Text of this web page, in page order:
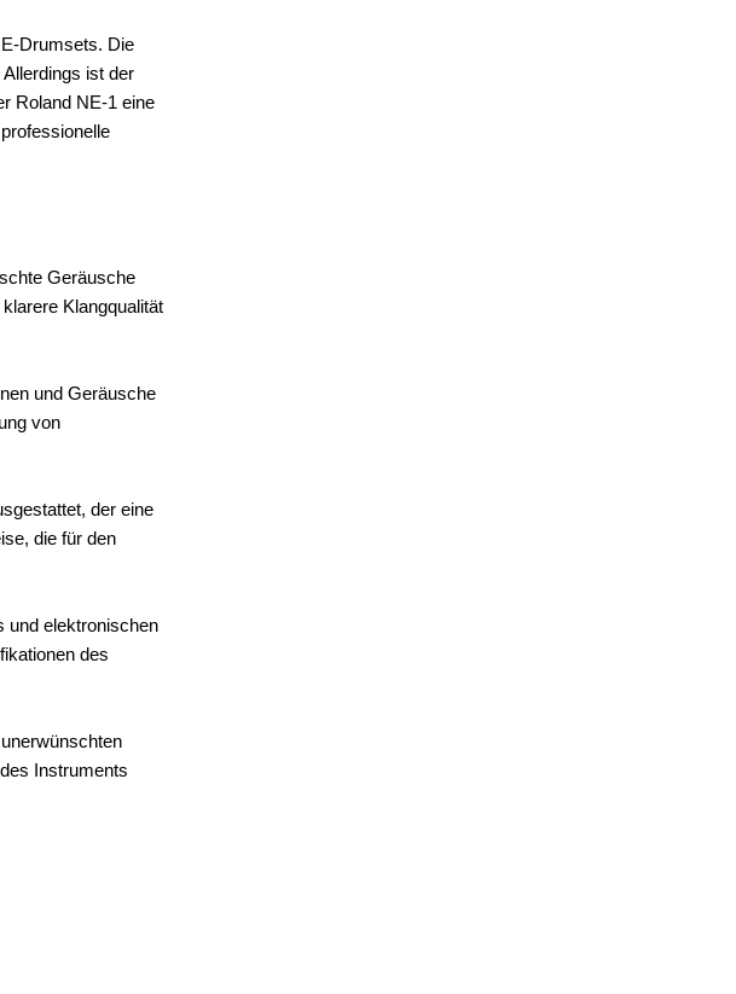
Drumsets. Die
ist der
Roland NE-1 eine
Geräusche
Klangqualität
und Geräusche
von
der eine
die für den
und elektronischen
des
Instruments